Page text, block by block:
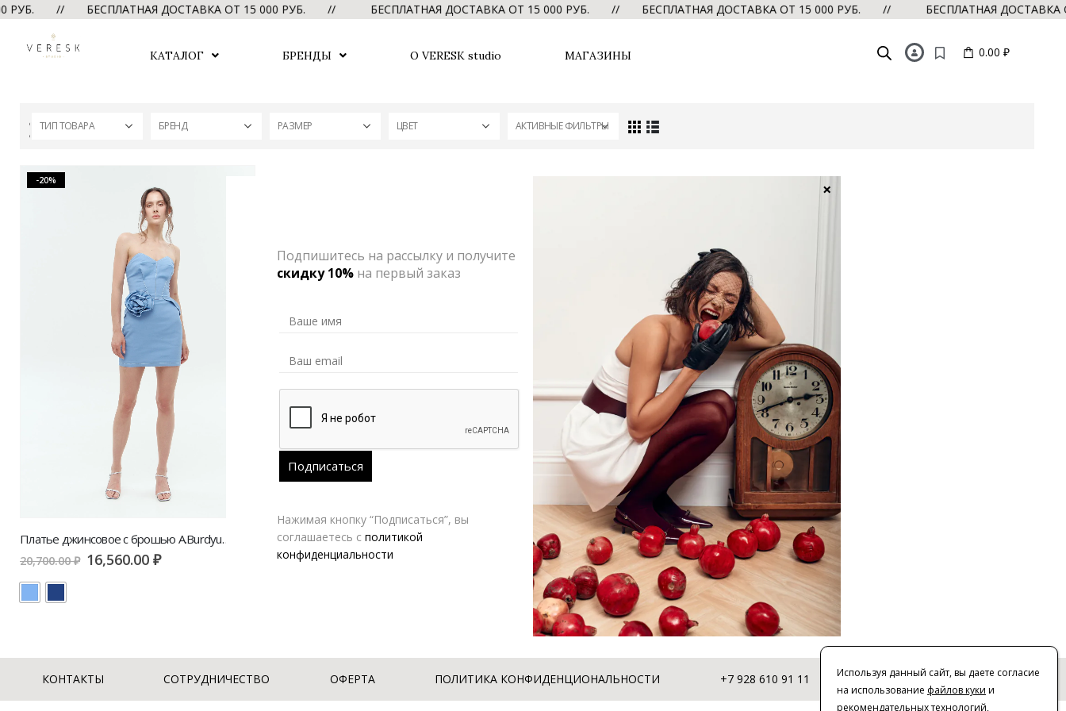
// БЕСПЛАТНАЯ ДОСТАВКА ОТ 15 000 РУБ. // БЕСПЛАТНАЯ ДОСТАВКА ОТ 15 000 РУБ. // БЕСПЛАТНАЯ ДОСТАВКА ОТ 15 000 РУБ. // БЕСПЛАТНАЯ ДОСТАВКА
КАТАЛОГ БРЕНДЫ О VERESK studio МАГАЗИНЫ 0.00 ₽
ТИП ТОВАРА БРЕНД РАЗМЕР ЦВЕТ АКТИВНЫЕ ФИЛЬТРЫ
-20%
Платье джинсовое с брошью A.Burdyugova
20,700.00₽ 16,560.00₽
КОНТАКТЫ СОТРУДНИЧЕСТВО ОФЕРТА ПОЛИТИКА КОНФИДЕНЦИОНАЛЬНОСТИ +7 928 610 91 11 © 2016-2026 | VERESK studio
Используя данный сайт, вы даете согласие
на использование файлов куки и
рекомендательных технологий,
Подпишитесь на рассылку и получите
скидку 10%на первый заказ
Нажимая кнопку “Подписаться”, вы
соглашаетесь с политикой
конфиденциальности
×